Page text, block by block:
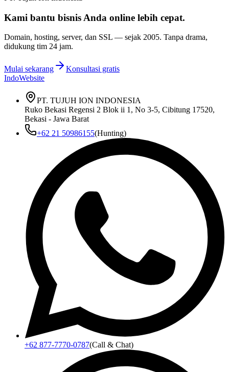
Kami bantu bisnis Anda online lebih cepat.
Domain, hosting, server, dan SSL — sejak 2005. Tanpa drama,
didukung tim 24 jam.
Mulai sekarang
Konsultasi gratis
IndoWebsite
PT. TUJUH ION INDONESIA
Ruko Bekasi Regensi 2 Blok ii 1, No 3-5, Cibitung 17520,
Bekasi - Jawa Barat
+62 21 50986155(Hunting)
+62 877-7770-0787(Call & Chat)